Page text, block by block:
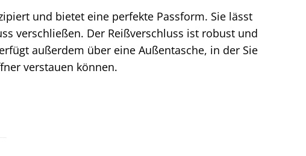
und bietet eine perfekte Passform. Sie lässt
verschließen. Der Reißverschluss ist robust und
außerdem über eine Außentasche, in der Sie
verstauen können.